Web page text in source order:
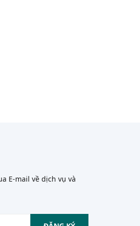
E-mail về dịch vụ và